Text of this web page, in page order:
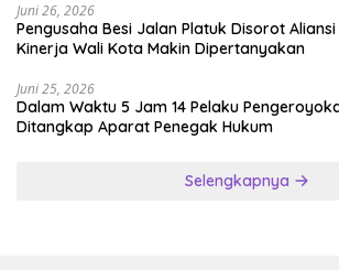
Juni 26, 2026
Pengusaha Besi Jalan Platuk Disorot
Kinerja Wali Kota Makin Dipertanyakan
Juni 25, 2026
Dalam Waktu 5 Jam 14 Pelaku
Ditangkap Aparat Penegak Hukum
Selengkapnya